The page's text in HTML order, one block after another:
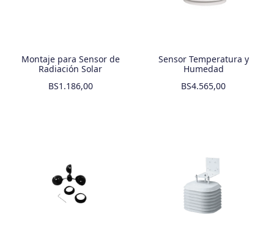
Montaje para Sensor de
Radiación Solar
BS1.186,00
Sensor Temperatura y
Humedad
BS4.565,00